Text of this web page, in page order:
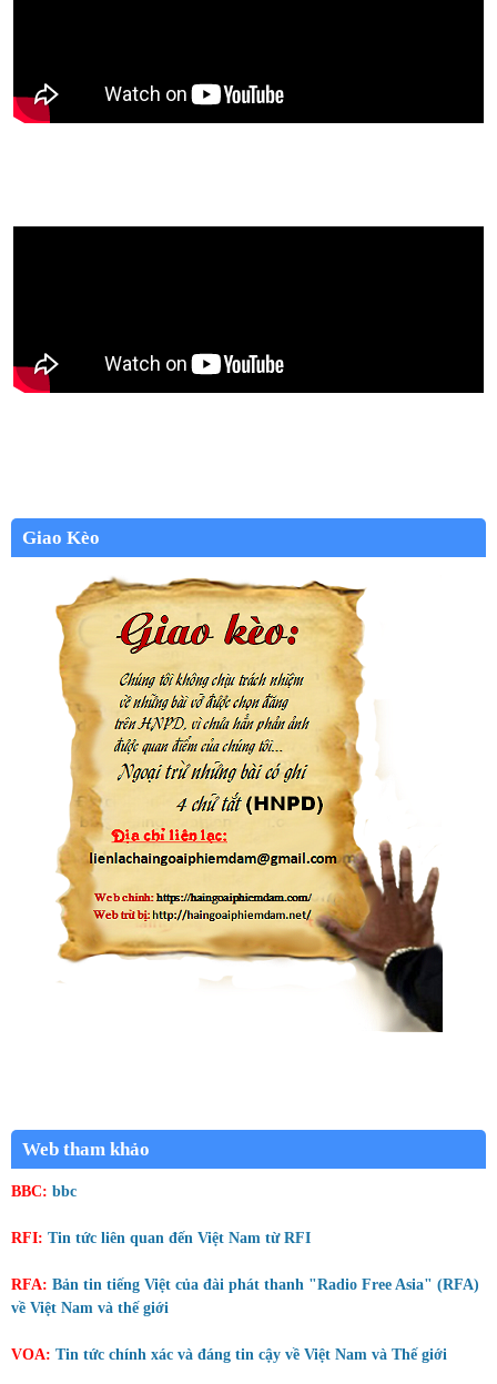
Giao Kèo
Web tham khảo
BBC: bbc
RFI: Tin tức liên quan đến Việt Nam từ RFI
RFA: Bản tin tiếng Việt của đài phát thanh "Radio Free Asia" (RFA)
về Việt Nam và thế giới
VOA: Tin tức chính xác và đáng tin cậy về Việt Nam và Thế giới